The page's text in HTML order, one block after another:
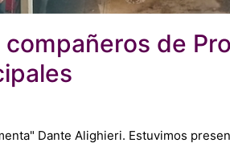
de
Dante Alighieri. Estuvimos